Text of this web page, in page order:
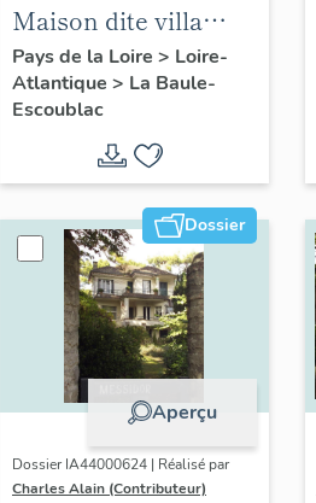
Maison dite villa
balnéaire Eole
actuellement
immeuble à
logements, 9 quai
Rageot-de-la-Touche
Pays de la Loire > Loire-
Atlantique > La Baule-
Escoublac
Dossier
Aperçu
Dossier IA44000624 | Réalisé par
Charles Alain (Contributeur)